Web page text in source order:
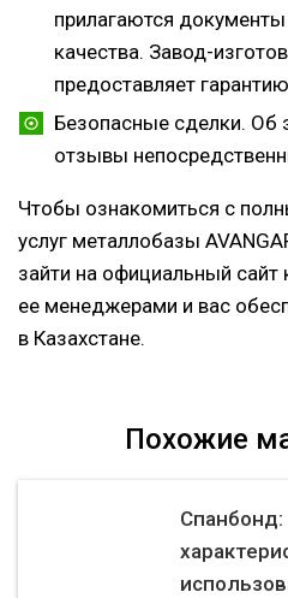
прилагаются документы
качества. Завод-
предоставляет
Безопасные сделки. Об
отзывы
Чтобы ознакомиться с
услуг металлобазы
зайти на официальный
ее менеджерами и вас
в Казахстане.
Похожие
Спанбонд: